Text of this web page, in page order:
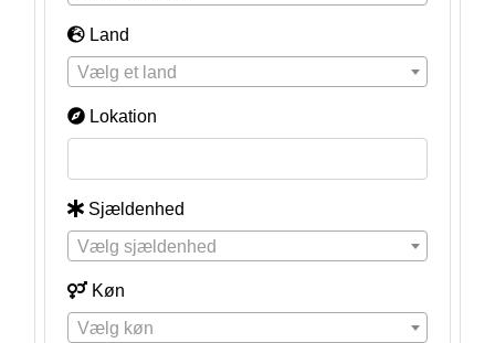
Land
Vælg et land
Lokation
Sjældenhed
Vælg sjældenhed
Køn
Vælg køn